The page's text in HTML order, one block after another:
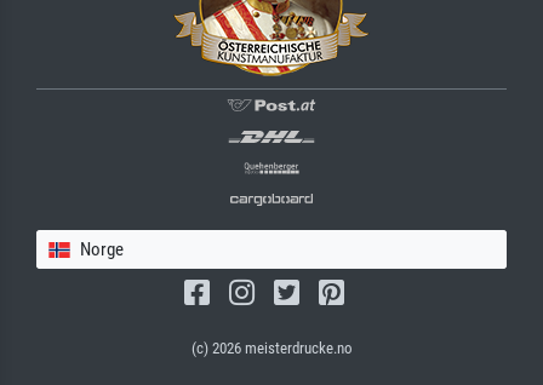
Norge
(c) 2026 meisterdrucke.no